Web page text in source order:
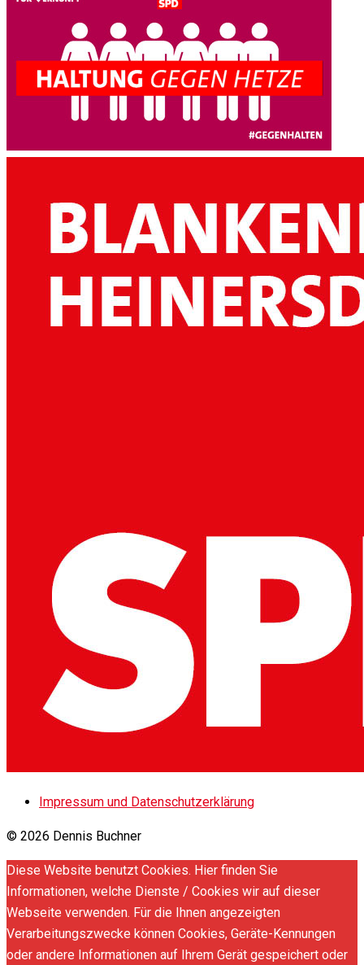
Impressum und Datenschutzerklärung
© 2026 Dennis Buchner
Diese Website benutzt Cookies. Hier finden Sie
Informationen, welche Dienste / Cookies wir auf dieser
Webseite verwenden. Für die Ihnen angezeigten
Verarbeitungszwecke können Cookies, Geräte-Kennungen
oder andere Informationen auf Ihrem Gerät gespeichert oder